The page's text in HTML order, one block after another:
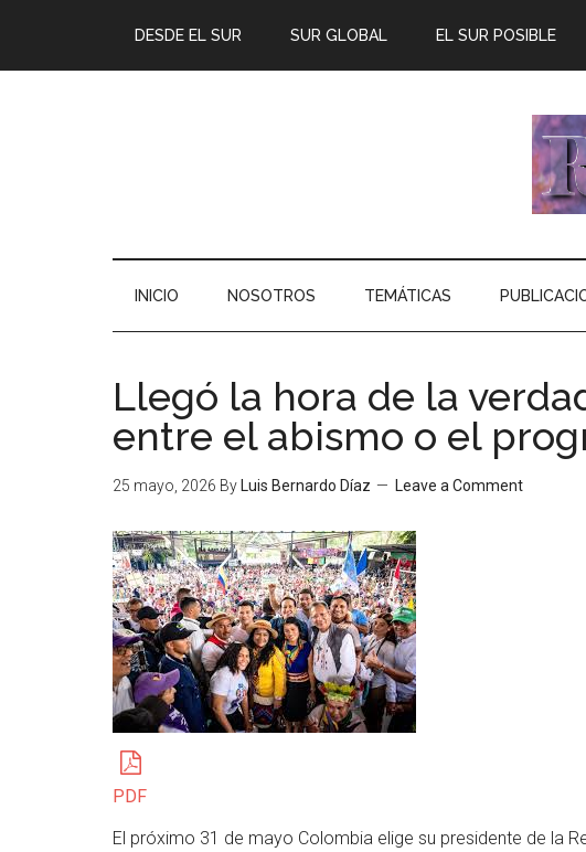
DESDE EL SUR SUR GLOBAL EL SUR POSIBLE
INICIO NOSOTROS TEMÁTICAS
Llegó la hora de la
entre el abismo o el
25 mayo, 2026 By Luis Bernardo Díaz Leave a Comment
PDF
El próximo 31 de mayo Colombia elige su presidente de la